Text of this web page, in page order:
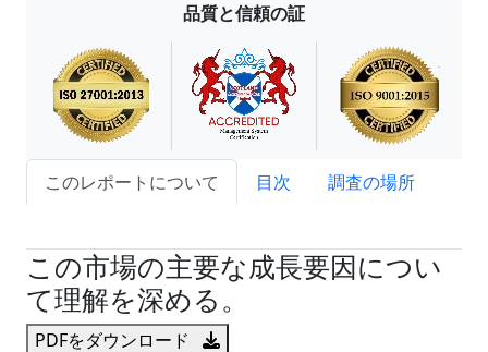
品質と信頼の証
このレポートについて 目次
調査の場所
この市場の主要な成長要因につい
て理解を深める。
PDFをダウンロード